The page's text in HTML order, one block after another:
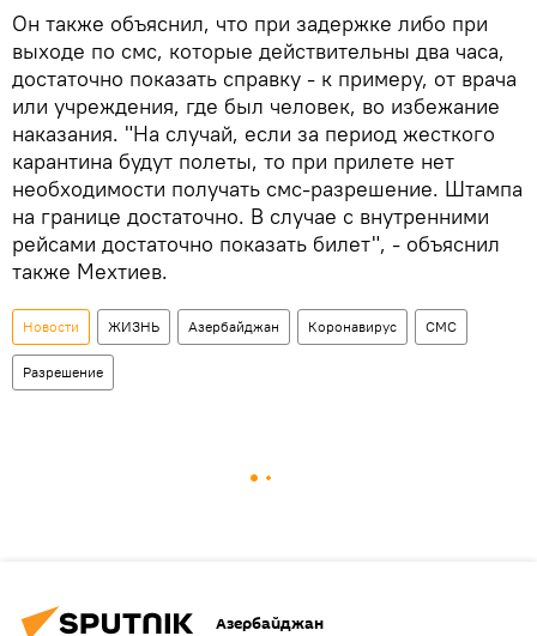
Он также объяснил, что при задержке либо при
выходе по смс, которые действительны два часа,
достаточно показать справку - к примеру, от врача
или учреждения, где был человек, во избежание
наказания. "На случай, если за период жесткого
карантина будут полеты, то при прилете нет
необходимости получать смс-разрешение. Штампа
на границе достаточно. В случае с внутренними
рейсами достаточно показать билет", - объяснил
также Мехтиев.
Новости ЖИЗНЬ Азербайджан Коронавирус СМС
Разрешение
Азербайджан